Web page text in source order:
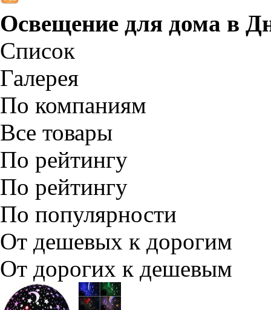
Освещение для дома в
Список
Галерея
По компаниям
Все товары
По рейтингу
По рейтингу
По популярности
От дешевых к дорогим
От дорогих к дешевым